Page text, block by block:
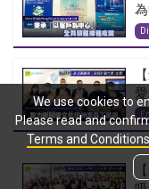
We use cookies to
Please read and
Terms and Conditions